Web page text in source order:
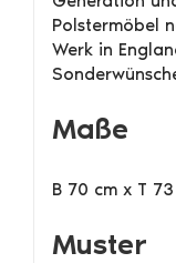
Polstermöbel
Werk in
Maße
B 70 cm x T
Muster